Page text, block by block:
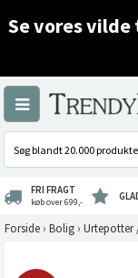
Se vores
FRI FRAGT
køb over 699,-
Forside › Bolig › Urtepotter